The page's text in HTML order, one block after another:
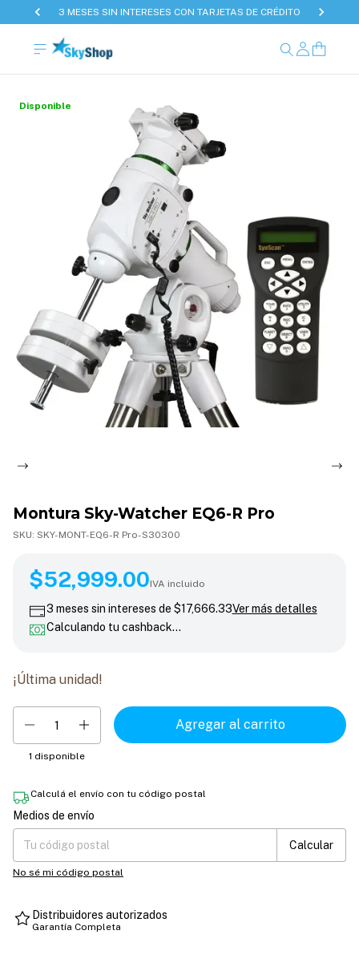
3 MESES SIN INTERESES CON TARJETAS DE CRÉDITO
Disponible
Montura Sky-Watcher EQ6-R Pro
SKU: SKY-MONT-EQ6-R Pro-S30300
$52,999.00
$52,999.00IVA incluido
3 meses sin intereses de $17,666.33Ver más detalles
Calculando tu cashback…
¡Última unidad!
1 disponible
Calculá el envío con tu código postal
Entregas para el CP:
Medios de envío
Calcular
No sé mi código postal
Distribuidores autorizados
Garantía Completa